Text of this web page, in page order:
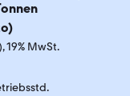
19% MwSt.